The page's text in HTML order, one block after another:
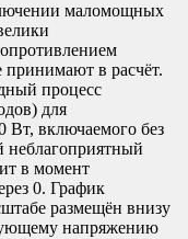
маломощных
в расчёт.
процесс
для
Вт, включаемого без
неблагоприятный
в момент
0. График
размещён внизу
напряжению